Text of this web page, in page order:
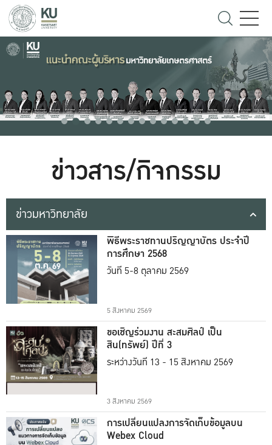
ข่าวสาร/กิจกรรม
ข่าวมหาวิทยาลัย
พิธีพระราชทานปริญญาบัตร ประจำปี
การศึกษา 2568
วันที่ 5-8 ตุลาคม 2569
5 สิงหาคม 2569
ขอเชิญร่วมงาน สะสมศิลป์ เป็น
สิน(ทรัพย์) ปีที่ 3
ระหว่างวันที่ 13 - 15 สิงหาคม 2569
3 สิงหาคม 2569
การเปลี่ยนแปลงการจัดเก็บข้อมูลบน
Webex Cloud